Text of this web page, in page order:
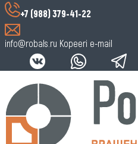
+7 (988) 379-41-22
info@robals.ru Kopeeri e-mail